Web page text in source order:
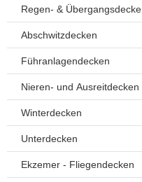
Regen- & Übergangsdecke
Abschwitzdecken
Führanlagendecken
Nieren- und Ausreitdecken
Winterdecken
Unterdecken
Ekzemer - Fliegendecken